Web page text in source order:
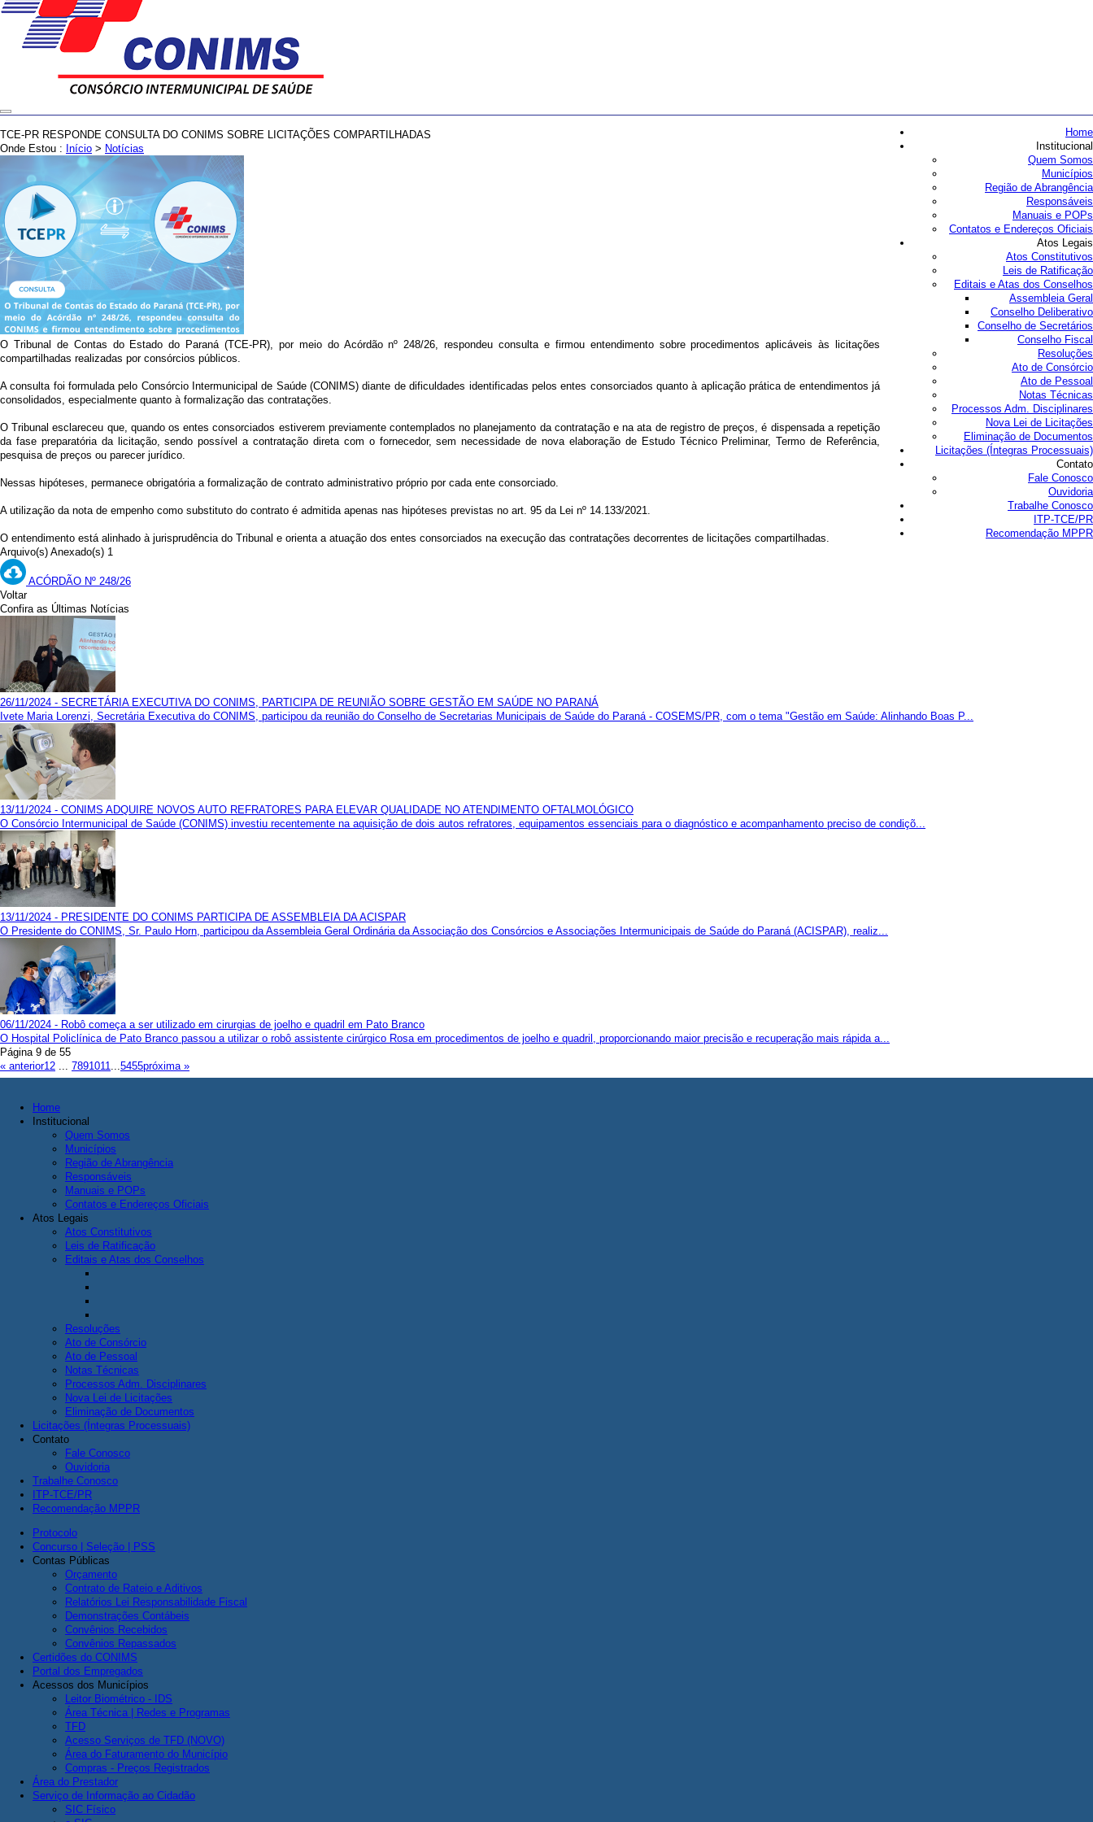
Home
Institucional
Quem Somos
Municípios
Região de Abrangência
Responsáveis
Manuais e POPs
Contatos e Endereços Oficiais
Atos Legais
Atos Constitutivos
Leis de Ratificação
Editais e Atas dos Conselhos
Assembleia Geral
Conselho Deliberativo
Conselho de Secretários
Conselho Fiscal
Resoluções
Ato de Consórcio
Ato de Pessoal
Notas Técnicas
Processos Adm. Disciplinares
Nova Lei de Licitações
Eliminação de Documentos
Licitações (Íntegras Processuais)
Contato
Fale Conosco
Ouvidoria
Trabalhe Conosco
ITP-TCE/PR
Recomendação MPPR
TCE-PR RESPONDE CONSULTA DO CONIMS SOBRE LICITAÇÕES COMPARTILHADAS
Onde Estou : Início > Notícias
O Tribunal de Contas do Estado do Paraná (TCE-PR), por meio do Acórdão nº 248/26, respondeu consulta e firmou entendimento sobre procedimentos aplicáveis às licitações
compartilhadas realizadas por consórcios públicos.
A consulta foi formulada pelo Consórcio Intermunicipal de Saúde (CONIMS) diante de dificuldades identificadas pelos entes consorciados quanto à aplicação prática de entendimentos já
consolidados, especialmente quanto à formalização das contratações.
O Tribunal esclareceu que, quando os entes consorciados estiverem previamente contemplados no planejamento da contratação e na ata de registro de preços, é dispensada a repetição
da fase preparatória da licitação, sendo possível a contratação direta com o fornecedor, sem necessidade de nova elaboração de Estudo Técnico Preliminar, Termo de Referência,
pesquisa de preços ou parecer jurídico.
Nessas hipóteses, permanece obrigatória a formalização de contrato administrativo próprio por cada ente consorciado.
A utilização da nota de empenho como substituto do contrato é admitida apenas nas hipóteses previstas no art. 95 da Lei nº 14.133/2021.
O entendimento está alinhado à jurisprudência do Tribunal e orienta a atuação dos entes consorciados na execução das contratações decorrentes de licitações compartilhadas.
Arquivo(s) Anexado(s) 1
ACÓRDÃO Nº 248/26
Voltar
Confira as Últimas Notícias
26/11/2024 - SECRETÁRIA EXECUTIVA DO CONIMS, PARTICIPA DE REUNIÃO SOBRE GESTÃO EM SAÚDE NO PARANÁ
Ivete Maria Lorenzi, Secretária Executiva do CONIMS, participou da reunião do Conselho de Secretarias Municipais de Saúde do Paraná - COSEMS/PR, com o tema "Gestão em Saúde: Alinhando Boas P...
13/11/2024 - CONIMS ADQUIRE NOVOS AUTO REFRATORES PARA ELEVAR QUALIDADE NO ATENDIMENTO OFTALMOLÓGICO
O Consórcio Intermunicipal de Saúde (CONIMS) investiu recentemente na aquisição de dois autos refratores, equipamentos essenciais para o diagnóstico e acompanhamento preciso de condiçõ...
13/11/2024 - PRESIDENTE DO CONIMS PARTICIPA DE ASSEMBLEIA DA ACISPAR
O Presidente do CONIMS, Sr. Paulo Horn, participou da Assembleia Geral Ordinária da Associação dos Consórcios e Associações Intermunicipais de Saúde do Paraná (ACISPAR), realiz...
06/11/2024 - Robô começa a ser utilizado em cirurgias de joelho e quadril em Pato Branco
O Hospital Policlínica de Pato Branco passou a utilizar o robô assistente cirúrgico Rosa em procedimentos de joelho e quadril, proporcionando maior precisão e recuperação mais rápida a...
Página 9 de 55
« anterior12 ... 7891011...5455próxima »
Home
Institucional
Quem Somos
Municípios
Região de Abrangência
Responsáveis
Manuais e POPs
Contatos e Endereços Oficiais
Atos Legais
Atos Constitutivos
Leis de Ratificação
Editais e Atas dos Conselhos
Resoluções
Ato de Consórcio
Ato de Pessoal
Notas Técnicas
Processos Adm. Disciplinares
Nova Lei de Licitações
Eliminação de Documentos
Licitações (Íntegras Processuais)
Contato
Fale Conosco
Ouvidoria
Trabalhe Conosco
ITP-TCE/PR
Recomendação MPPR
Protocolo
Concurso | Seleção | PSS
Contas Públicas
Orçamento
Contrato de Rateio e Aditivos
Relatórios Lei Responsabilidade Fiscal
Demonstrações Contábeis
Convênios Recebidos
Convênios Repassados
Certidões do CONIMS
Portal dos Empregados
Acessos dos Municípios
Leitor Biométrico - IDS
Área Técnica | Redes e Programas
TFD
Acesso Serviços de TFD (NOVO)
Área do Faturamento do Município
Compras - Preços Registrados
Área do Prestador
Serviço de Informação ao Cidadão
SIC Físico